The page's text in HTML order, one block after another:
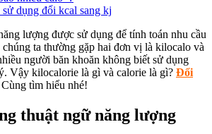
dụng đổi kcal sang kj
lượng được sử dụng để tính toán nhu cầu
ta thường gặp hai đơn vị là kilocalo và
người băn khoăn không biết sử dụng
Vậy kilocalorie là gì và calorie là gì? Đổi
Cùng tìm hiểu nhé!
thuật ngữ năng lượng